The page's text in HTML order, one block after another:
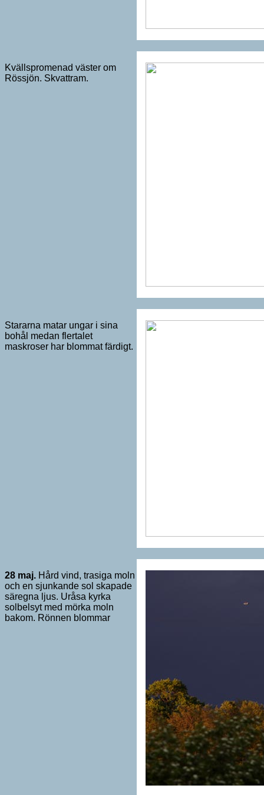
Kvällspromenad väster om
Rössjön. Skvattram.
Stararna matar ungar i sina
bohål medan flertalet
maskroser har blommat färdigt.
28 maj. Hård vind, trasiga moln
och en sjunkande sol skapade
säregna ljus. Uråsa kyrka
solbelsyt med mörka moln
bakom. Rönnen blommar